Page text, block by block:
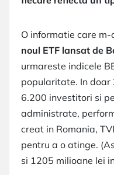
O informatie care
noul ETF lansat de
urmareste indicele
popularitate. In doar
6.200 investitori si
administrate,
creat in Romania,
pentru a o atinge.
si 1205 milioane lei